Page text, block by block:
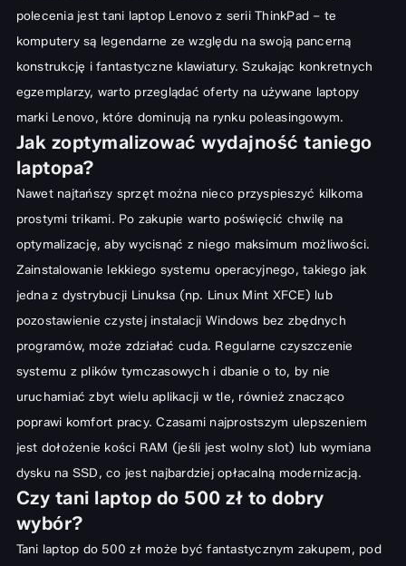
polecenia jesttani laptop Lenovoz serii ThinkPad – te
komputery są legendarne ze względu na swoją pancerną
konstrukcję i fantastyczne klawiatury. Szukając konkretnych
egzemplarzy, warto przeglądać oferty na używane laptopy
marki Lenovo, które dominują na rynku poleasingowym.
Jak zoptymalizować wydajność taniego
laptopa?
Nawet najtańszy sprzęt można nieco przyspieszyć kilkoma
prostymi trikami. Po zakupie warto poświęcić chwilę na
optymalizację, aby wycisnąć z niego maksimum możliwości.
Zainstalowanie lekkiego systemu operacyjnego, takiego jak
jedna z dystrybucji Linuksa (np. Linux Mint XFCE) lub
pozostawienie czystej instalacji Windows bez zbędnych
programów, może zdziałać cuda. Regularne czyszczenie
systemu z plików tymczasowych i dbanie o to, by nie
uruchamiać zbyt wielu aplikacji w tle, również znacząco
poprawi komfort pracy. Czasami najprostszym ulepszeniem
jest dołożenie kości RAM (jeśli jest wolny slot) lub wymiana
dysku na SSD, co jest najbardziej opłacalną modernizacją.
Czy tani laptop do 500 zł to dobry
wybór?
Tani laptop do 500 zł może być fantastycznym zakupem, pod